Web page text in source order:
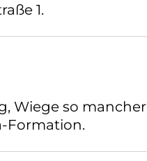
1.
Wiege so mancher
Formation.